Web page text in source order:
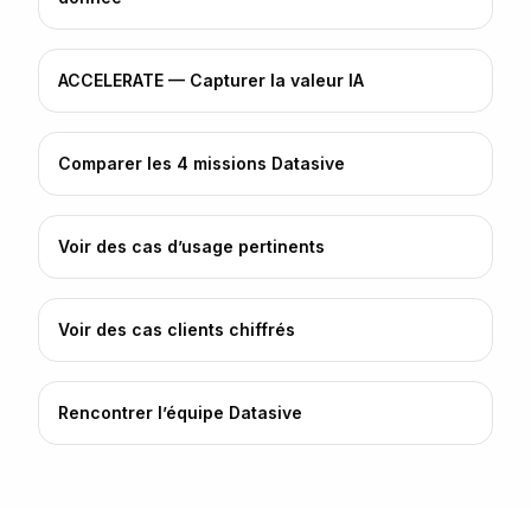
ACCELERATE — Capturer la valeur IA
Comparer les 4 missions Datasive
Voir des cas d’usage pertinents
Voir des cas clients chiffrés
Rencontrer l’équipe Datasive